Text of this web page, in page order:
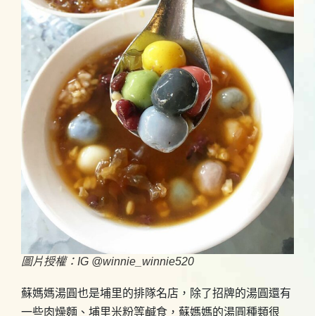
圖片授權：IG @winnie_winnie520
蘇媽媽湯圓也是埔里的排隊名店，除了招牌的湯圓還有
一些肉燥麵、埔里米粉等鹹食，蘇媽媽的湯圓種類很